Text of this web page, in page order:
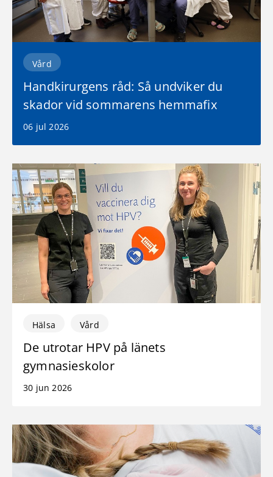
Vård
Handkirurgens råd: Så undviker du
skador vid sommarens hemmafix
06 jul 2026
Hälsa Vård
De utrotar HPV på länets
gymnasieskolor
30 jun 2026